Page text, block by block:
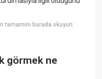
tamamını burada okuyun:
görmek ne